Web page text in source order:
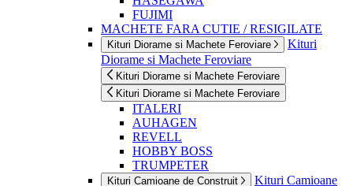
FUJIMI
MACHETE FARA CUTIE / RESIGILATE
Kituri Diorame si Machete Feroviare
Kituri
Diorame si Machete Feroviare
Kituri Diorame si Machete Feroviare
Kituri Diorame si Machete Feroviare
ITALERI
AUHAGEN
REVELL
HOBBY BOSS
TRUMPETER
Kituri Camioane de Construit
Kituri Camioane